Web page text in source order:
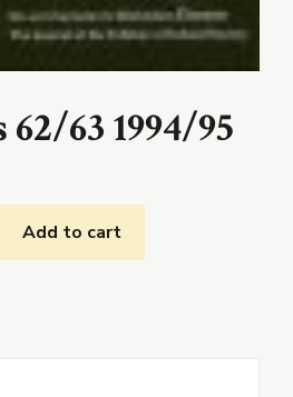
63 1994/95
Béaloideas
Add to cart